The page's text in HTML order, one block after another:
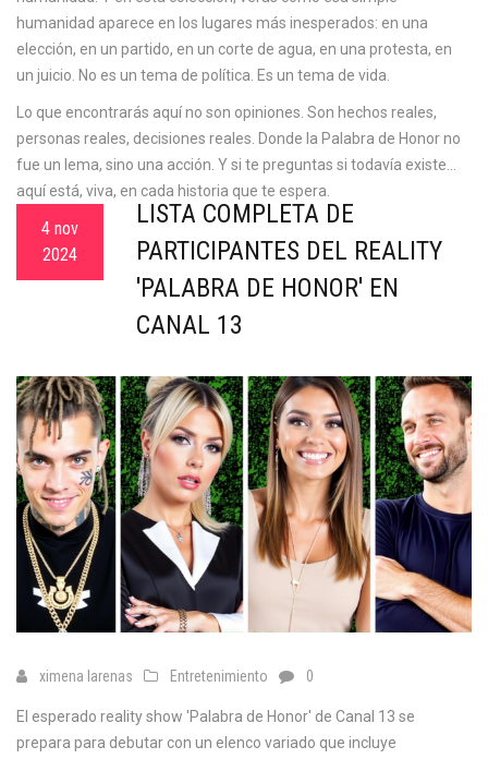
humanidad aparece en los lugares más inesperados: en una
elección, en un partido, en un corte de agua, en una protesta, en
un juicio. No es un tema de política. Es un tema de vida.
Lo que encontrarás aquí no son opiniones. Son hechos reales,
personas reales, decisiones reales. Donde la Palabra de Honor no
fue un lema, sino una acción. Y si te preguntas si todavía existe…
aquí está, viva, en cada historia que te espera.
4 nov
2024
LISTA COMPLETA DE
PARTICIPANTES DEL REALITY
'PALABRA DE HONOR' EN
CANAL 13
ximena larenas Entretenimiento 0
El esperado reality show 'Palabra de Honor' de Canal 13 se
prepara para debutar con un elenco variado que incluye